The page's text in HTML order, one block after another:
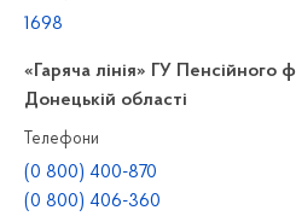
1698
«Гаряча лінія» ГУ
Донецькій області
Телефони
(0 800) 400-870
(0 800) 406-360